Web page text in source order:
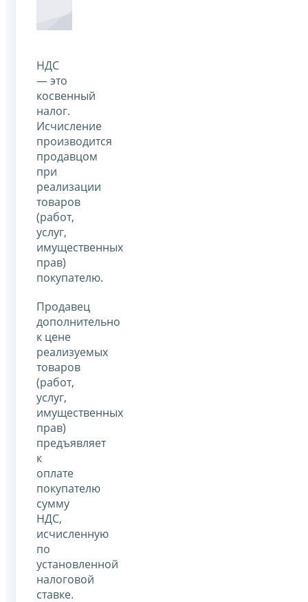
НДС
— это
косвенный
налог.
Исчисление
производится
продавцом
при
реализации
товаров
(работ,
услуг,
имущественных
прав)
покупателю.
Продавец
дополнительно
к цене
реализуемых
товаров
(работ,
услуг,
имущественных
прав)
предъявляет
к
оплате
покупателю
сумму
НДС,
исчисленную
по
установленной
налоговой
ставке.